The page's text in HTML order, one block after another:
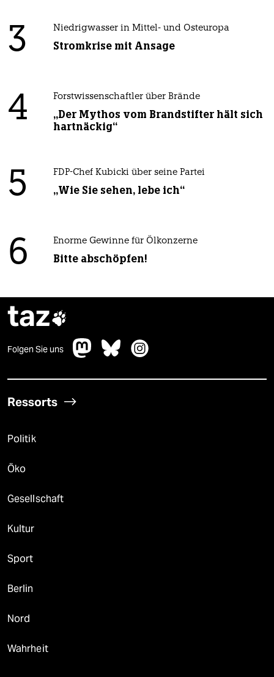
3 Niedrigwasser in Mittel- und Osteuropa
Stromkrise mit Ansage
4 Forstwissenschaftler über Brände
„Der Mythos vom Brandstifter hält sich
hartnäckig“
5 FDP-Chef Kubicki über seine Partei
„Wie Sie sehen, lebe ich“
6 Enorme Gewinne für Ölkonzerne
Bitte abschöpfen!
taz
Folgen Sie uns
Ressorts
Politik
Öko
Gesellschaft
Kultur
Sport
Berlin
Nord
Wahrheit